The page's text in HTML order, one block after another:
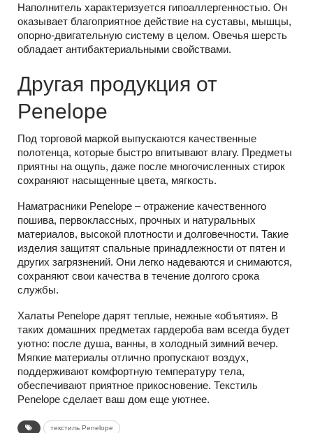
Наполнитель характеризуется гипоаллергенностью. Он
оказывает благоприятное действие на суставы, мышцы,
опорно-двигательную систему в целом. Овечья шерсть
обладает антибактериальными свойствами.
Другая продукция от
Penelope
Под торговой маркой выпускаются качественные
полотенца, которые быстро впитывают влагу. Предметы
приятны на ощупь, даже после многочисленных стирок
сохраняют насыщенные цвета, мягкость.
Наматрасники Penelope – отражение качественного
пошива, первоклассных, прочных и натуральных
материалов, высокой плотности и долговечности. Такие
изделия защитят спальные принадлежности от пятен и
других загрязнений. Они легко надеваются и снимаются,
сохраняют свои качества в течение долгого срока
службы.
Халаты Penelope дарят теплые, нежные «объятия». В
таких домашних предметах гардероба вам всегда будет
уютно: после душа, ванны, в холодный зимний вечер.
Мягкие материалы отлично пропускают воздух,
поддерживают комфортную температуру тела,
обеспечивают приятное прикосновение. Текстиль
Penelope сделает ваш дом еще уютнее.
текстиль Penelope